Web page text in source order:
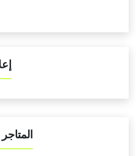
المتاجر المميزة